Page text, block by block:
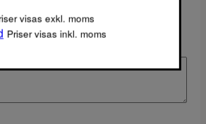
visas exkl. moms
Priser visas inkl. moms